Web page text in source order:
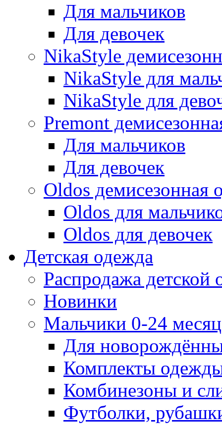
Для мальчиков
Для девочек
NikaStyle
NikaStyle для
NikaStyle для
Premont
Для мальчиков
Для девочек
Oldos демисезонная
Oldos для
Oldos для девочек
Детская одежда
Распродажа детской
Новинки
Мальчики 0-24
Для
Комплекты
Комбинезоны и
Футболки,